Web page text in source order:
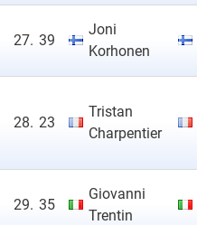
27. 39
Joni
Korhonen
28. 23
Tristan
Charpentier
29. 35
Giovanni
Trentin